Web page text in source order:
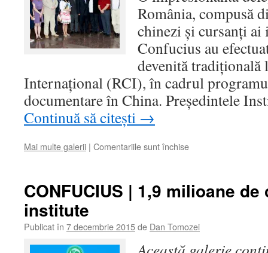
România, compusă
chinezi şi cursanţi
Confucius au
devenită tradiţională
Internaţional (RCI), în cadrul
documentare în China. Preşedintele
Continuă să citești →
Mai multe galerii | Comentariile sunt închisepentru
Internaţional,
CONFUCIUS | 1,9 milioane
institute
Publicat în 7 decembrie 2015de Dan Tomozei